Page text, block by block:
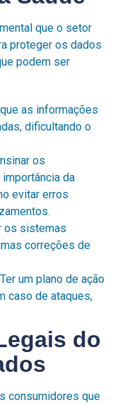
que o setor
proteger os dados
podem ser
as informações
dificultando o
os
da
evitar erros
os sistemas
correções de
Ter um plano de ação
caso de ataques,
do
consumidores que